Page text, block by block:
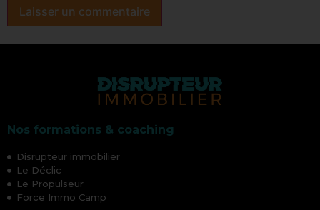
Nos formations & coaching
Disrupteur immobilier
Le Déclic
Le Propulseur
Force Immo Camp